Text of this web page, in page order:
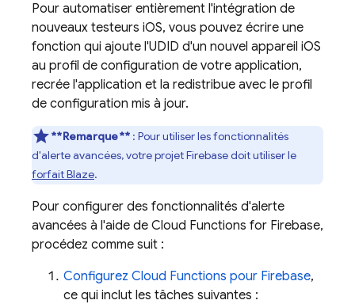
Pour automatiser entièrement l'intégration de
nouveaux testeurs iOS, vous pouvez écrire une
fonction qui ajoute l'UDID d'un nouvel appareil iOS
au profil de configuration de votre application,
recrée l'application et la redistribue avec le profil
de configuration mis à jour.
**Remarque** : Pour utiliser les fonctionnalités
d'alerte avancées, votre projet Firebase doit utiliser le
forfait Blaze.
Pour configurer des fonctionnalités d'alerte
avancées à l'aide de Cloud Functions for Firebase,
procédez comme suit :
Configurez Cloud Functions pour Firebase,
ce qui inclut les tâches suivantes :